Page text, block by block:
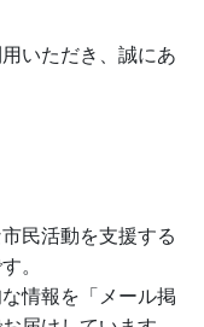
いただき、誠にあ
民活動を支援する
。
情報を「メール掲